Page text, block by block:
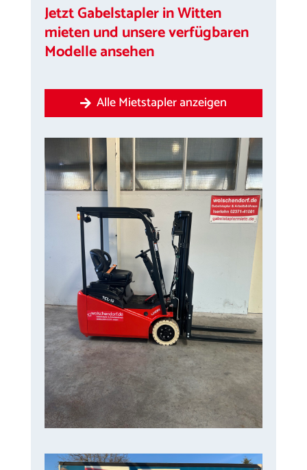
Jetzt Gabelstapler in Witten
mieten und unsere verfügbaren
Modelle ansehen
Alle Mietstapler anzeigen